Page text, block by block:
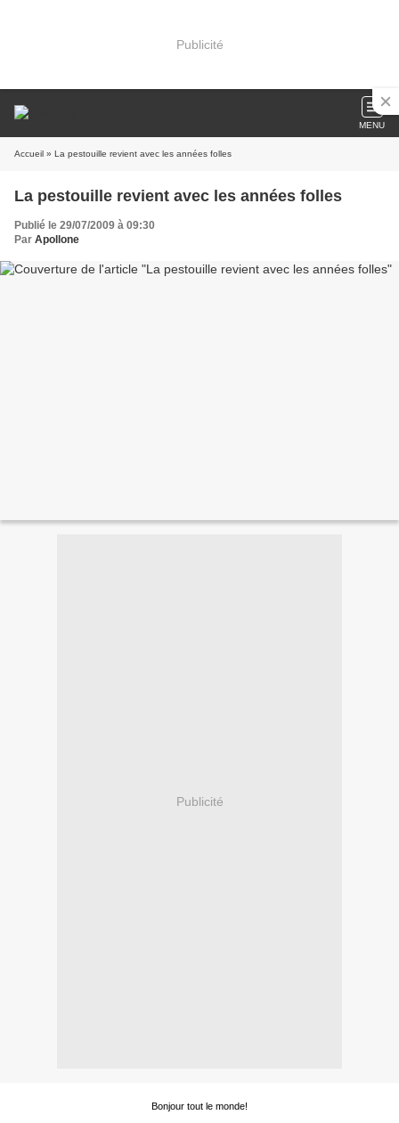
Publicité
MENU
Accueil » La pestouille revient avec les années folles
La pestouille revient avec les années folles
Publié le 29/07/2009 à 09:30
Par Apollone
Publicité
Bonjour tout le monde!